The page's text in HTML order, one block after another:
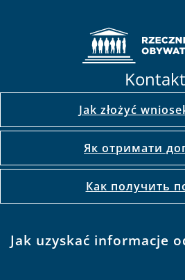
Kontakt
Jak złożyć
Як отримати
Как получить
Jak uzyskać informacje